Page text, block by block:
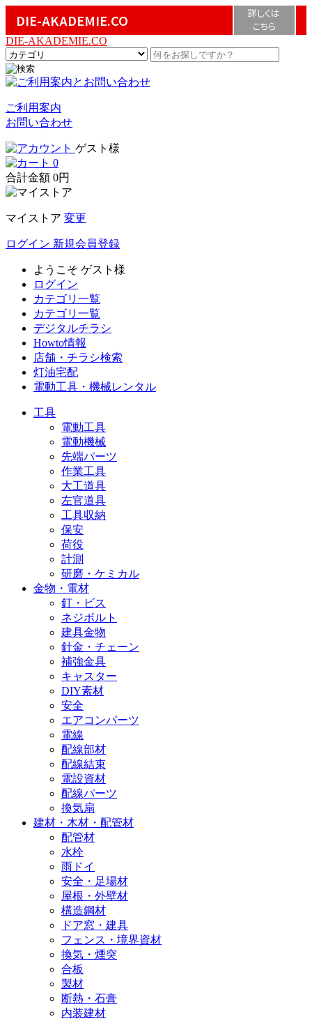
DIE-AKADEMIE.CO
詳しくは
こちら
DIE-AKADEMIE.CO
ご利用案内
お問い合わせ
ゲスト様
0
合計金額 0円
マイストア 変更
ログイン 新規会員登録
ようこそ ゲスト様
ログイン
カテゴリ一覧
カテゴリ一覧
デジタルチラシ
Howto情報
店舗・チラシ検索
灯油宅配
電動工具・機械レンタル
工具
電動工具
電動機械
先端パーツ
作業工具
大工道具
左官道具
工具収納
保安
荷役
計測
研磨・ケミカル
金物・電材
釘・ビス
ネジボルト
建具金物
針金・チェーン
補強金具
キャスター
DIY素材
安全
エアコンパーツ
電線
配線部材
配線結束
電設資材
配線パーツ
換気扇
建材・木材・配管材
配管材
水栓
雨ドイ
安全・足場材
屋根・外壁材
構造鋼材
ドア窓・建具
フェンス・境界資材
換気・煙突
合板
製材
断熱・石膏
内装建材